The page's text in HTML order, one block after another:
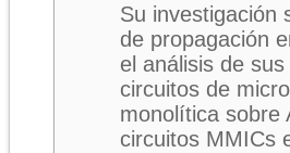
Su investigación
de propagación
el análisis de
circuitos de
monolítica sobre
circuitos MMICs